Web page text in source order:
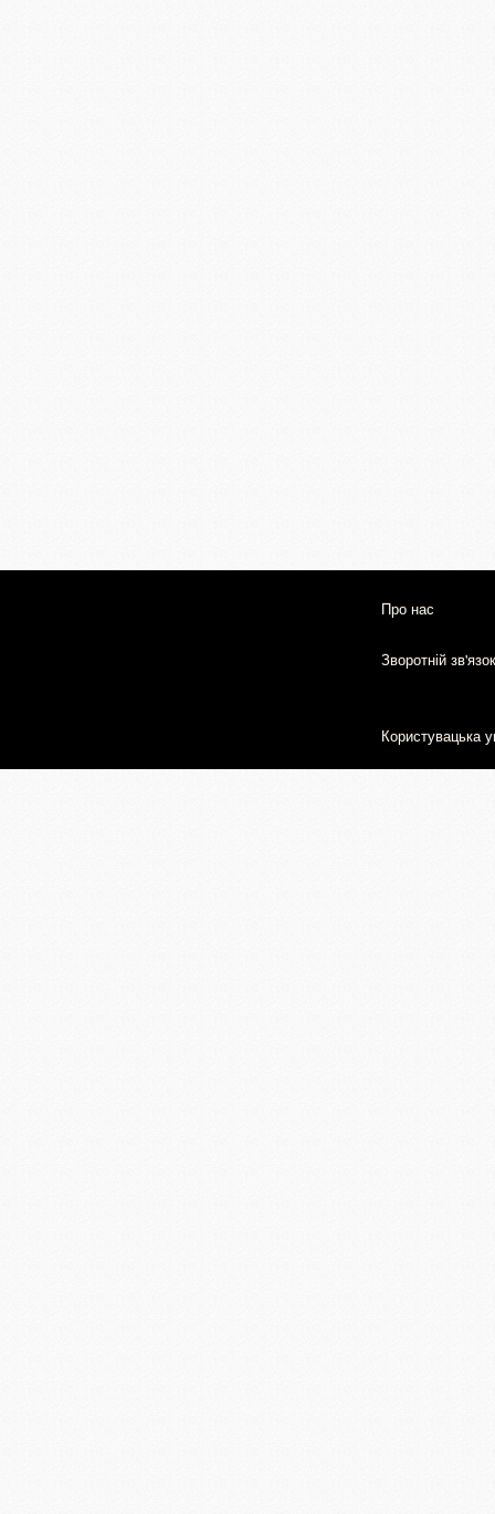
Про нас
Зворотній зв'язок
Користувацька